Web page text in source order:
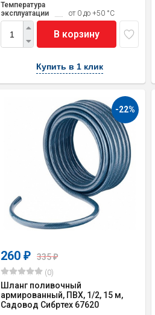
Температура
эксплуатации
от 0 до +50 °С
В корзину
Купить в 1 клик
-22%
260₽ 335₽
(0)
Шланг поливочный
армированный, ПВХ, 1/2, 15 м,
Садовод Сибртех 67620